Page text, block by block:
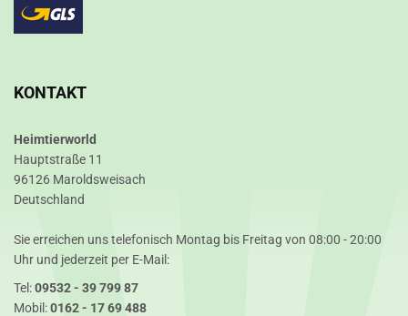
KONTAKT
Heimtierworld
Hauptstraße 11
96126 Maroldsweisach
Deutschland
Sie erreichen uns telefonisch Montag bis Freitag von 08:00 - 20:00
Uhr und jederzeit per E-Mail:
Tel:09532 - 39 799 87
Mobil:0162 - 17 69 488